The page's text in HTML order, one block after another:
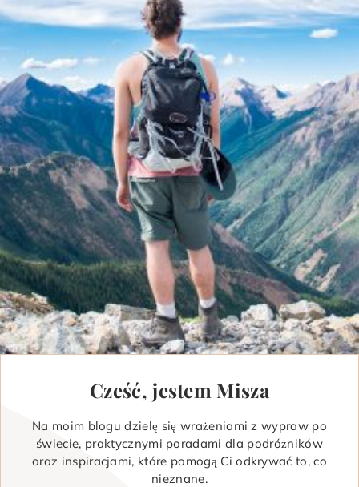
Cześć, jestem Misza
Na moim blogu dzielę się wrażeniami z wypraw po
świecie, praktycznymi poradami dla podróżników
oraz inspiracjami, które pomogą Ci odkrywać to, co
nieznane.